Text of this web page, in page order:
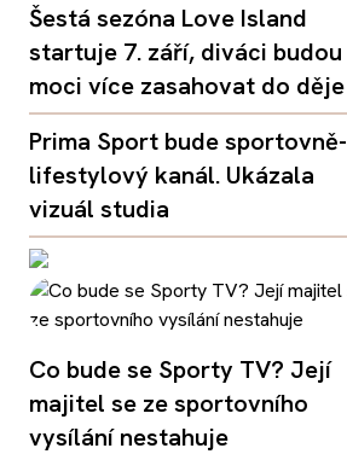
Šestá sezóna Love Island
startuje 7. září, diváci budou
moci více zasahovat do děje
Prima Sport bude sportovně-
lifestylový kanál. Ukázala
vizuál studia
Co bude se Sporty TV? Její
majitel se ze sportovního
vysílání nestahuje